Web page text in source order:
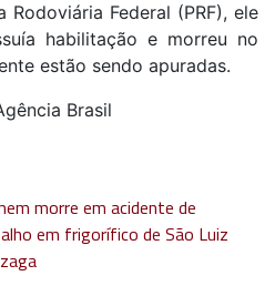
Federal (PRF), ele
habilitação e morreu no
estão sendo apuradas.
Brasil
morre em acidente de
em frigorífico de São Luiz